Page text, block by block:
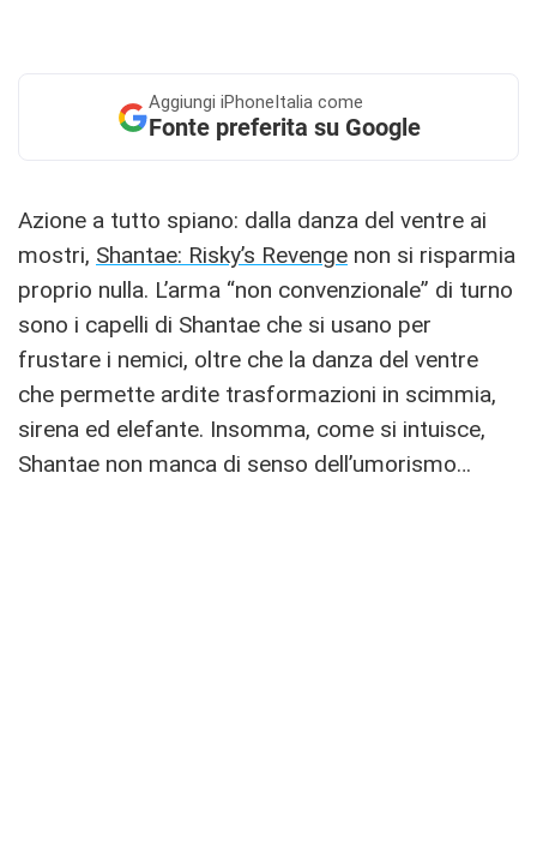
Aggiungi iPhoneItalia come
Fonte preferita su Google
Azione a tutto spiano: dalla danza del ventre ai
mostri, Shantae: Risky’s Revenge non si risparmia
proprio nulla. L’arma “non convenzionale” di turno
sono i capelli di Shantae che si usano per
frustare i nemici, oltre che la danza del ventre
che permette ardite trasformazioni in scimmia,
sirena ed elefante. Insomma, come si intuisce,
Shantae non manca di senso dell’umorismo…